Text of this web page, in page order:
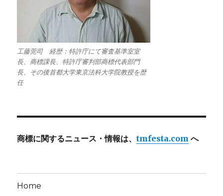
工藤莞司 経歴：特許庁にて審査基準室室
長、商標課長、特許庁審判部商標代表部門
長、その後首都大学東京法科大学院教授を歴
任
商標に関するニュース・情報は、tmfesta.com へ
Home